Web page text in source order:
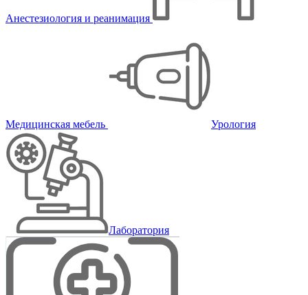
Анестезиология и реанимация
Медицинская мебель Урология
Лаборатория